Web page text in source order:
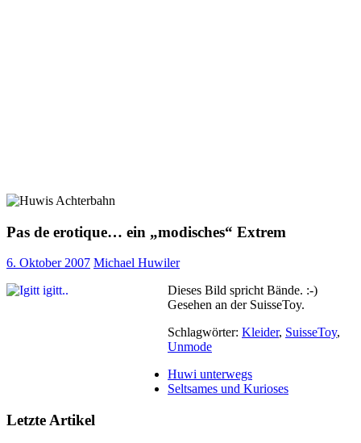
Pas de erotique… ein „modisches“ Extrem
6. Oktober 2007 Michael Huwiler
Dieses Bild spricht Bände. :-)
Gesehen an der SuisseToy.
Schlagwörter: Kleider, SuisseToy,
Unmode
Huwi unterwegs
Seltsames und Kurioses
Letzte Artikel